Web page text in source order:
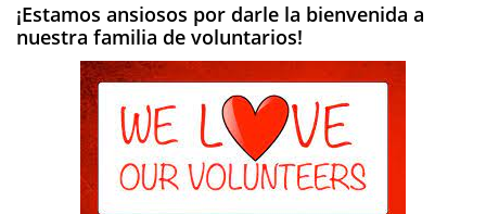
¡Estamos ansiosos por darle la bienvenida a
nuestra familia de voluntarios!